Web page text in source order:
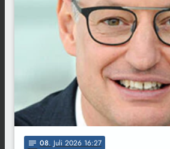
notes 08. Juli 2026 16:27